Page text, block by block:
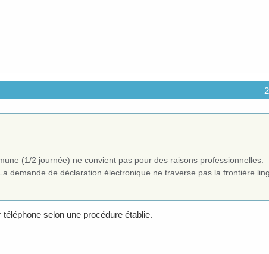
(1/2 journée) ne convient pas pour des raisons professionnelles.
demande de déclaration électronique ne traverse pas la frontière
selon une procédure établie.